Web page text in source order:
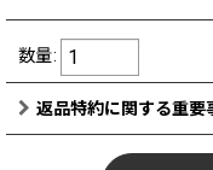
数量:
返品特約に関する重要